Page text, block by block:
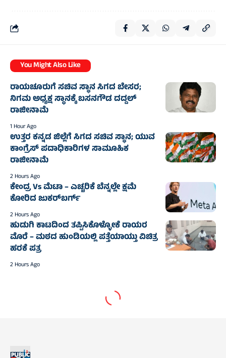
You Might Also Like
ರಾಯಚೂರುಗೆ ಸಚಿವ ಸ್ಥಾನ ಸಿಗದ ಬೇಸರ;
ನಿಗಮ ಅಧ್ಯಕ್ಷ ಸ್ಥಾನಕ್ಕೆ ಬಸನಗೌಡ ದದ್ದಲ್‌
ರಾಜೀನಾಮೆ
1 Hour Ago
ಉತ್ತರ ಕನ್ನಡ ಜಿಲ್ಲೆಗೆ ಸಿಗದ ಸಚಿವ ಸ್ಥಾನ; ಯುವ
ಕಾಂಗ್ರೆಸ್‌ ಪದಾಧಿಕಾರಿಗಳ ಸಾಮೂಹಿಕ
ರಾಜೀನಾಮೆ
2 Hours Ago
ಕೇಂದ್ರ Vs ಮೆಟಾ – ಎಚ್ಚರಿಕೆ ಬೆನ್ನಲ್ಲೇ ಕ್ಷಮೆ
ಕೋರಿದ ಜುಕರ್‌ಬರ್ಗ್
2 Hours Ago
ಹುಡುಗಿ ಕಾಟದಿಂದ ತಪ್ಪಿಸಿಕೊಳ್ಳೋಕೆ ರಾಯರ
ಮೊರೆ – ಮಠದ ಹುಂಡಿಯಲ್ಲಿ ಪತ್ತೆಯಾಯ್ತು ವಿಚಿತ್ರ
ಹರಕೆ ಪತ್ರ
2 Hours Ago